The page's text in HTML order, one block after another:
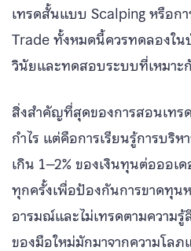
เทรดสั้นแบบ Scalping หรือก
Trade ทั้งหมดนี้ควรทดลองใ
วินัยและทดสอบระบบที่เหมาะ
สิ่งสำคัญที่สุดของการสอนเทร
กำไร แต่คือการเรียนรู้การบริห
เกิน 1–2% ของเงินทุนต่อออเ
ทุกครั้งเพื่อป้องกันการขาดทุ
อารมณ์และไม่เทรดตามความ
ของมือใหม่มักมาจากความโลภ